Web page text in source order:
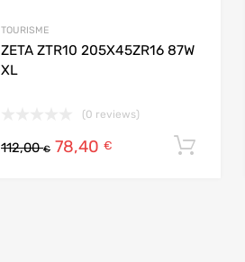
TOURISME
ZETA ZTR10 205X45ZR16 87W
XL
(0 reviews)
112,00€ 78,40 €